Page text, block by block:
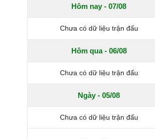
Hôm nay - 07/08
Chưa có dữ liệu trận đấu
Hôm qua - 06/08
Chưa có dữ liệu trận đấu
Ngày - 05/08
Chưa có dữ liệu trận đấu